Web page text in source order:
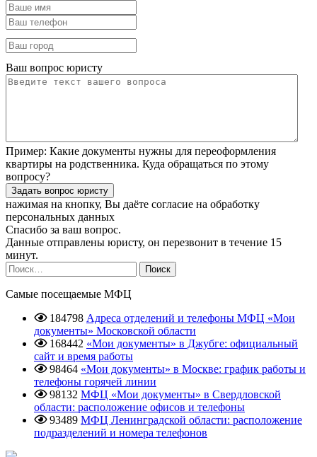
Ваш вопрос юристу
Пример: Какие документы нужны для переоформления
квартиры на родственника. Куда обращаться по этому
вопросу?
нажимая на кнопку, Вы даёте согласие на обработку
персональных данных
Спасибо за ваш вопрос.
Данные отправлены юристу, он перезвонит в течение 15
минут.
Найти:
Самые посещаемые МФЦ
184798 Адреса отделений и телефоны МФЦ «Мои
документы» Московской области
168442 «Мои документы» в Джубге: официальный
сайт и время работы
98464 «Мои документы» в Москве: график работы и
телефоны горячей линии
98132 МФЦ «Мои документы» в Свердловской
области: расположение офисов и телефоны
93489 МФЦ Ленинградской области: расположение
подразделений и номера телефонов